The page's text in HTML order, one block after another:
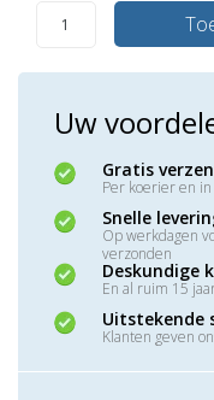
Uw
Gratis
Per koerier en
Snelle
Op werkdagen
verzonden
Deskundige
En al ruim 15
Uitstekende
Klanten geven